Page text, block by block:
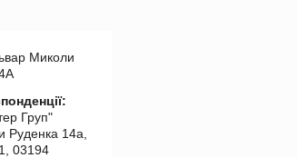
Миколи
Груп"
Руденка 14а,
03194